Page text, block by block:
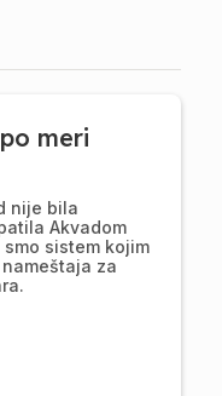
meri
nije bila
Akvadom
sistem kojim
za